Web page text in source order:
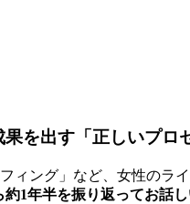
を出す「正しいプロ
ィング」など、女性のラ
1年半を振り返ってお話し